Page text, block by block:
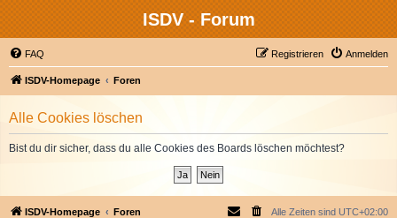
ISDV - Forum
FAQ Anmelden
Registrieren
ISDV-Homepage Foren
Alle Cookies löschen
Bist du dir sicher, dass du alle Cookies des Boards löschen möchtest?
ISDV-Homepage Foren Alle Zeiten sind UTC+02:00